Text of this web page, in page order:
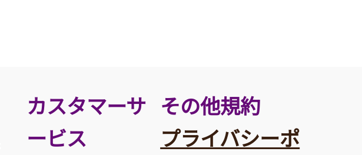
カスタマーサ
ービス
その他規約
プライバシーポ